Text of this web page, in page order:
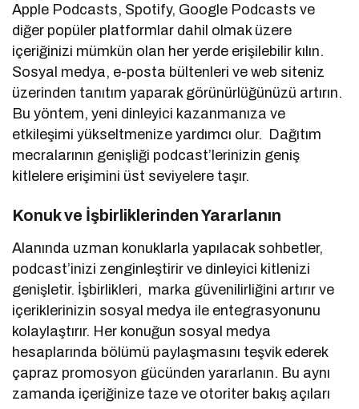
Apple Podcasts, Spotify, Google Podcasts ve
diğer popüler platformlar dahil olmak üzere
içeriğinizi mümkün olan her yerde erişilebilir kılın.
Sosyal medya, e-posta bültenleri ve web siteniz
üzerinden tanıtım yaparak görünürlüğünüzü artırın.
Bu yöntem, yeni dinleyici kazanmanıza ve
etkileşimi yükseltmenize yardımcı olur. Dağıtım
mecralarının genişliği podcast’lerinizin geniş
kitlelere erişimini üst seviyelere taşır.
Konuk ve İşbirliklerinden Yararlanın
Alanında uzman konuklarla yapılacak sohbetler,
podcast’inizi zenginleştirir ve dinleyici kitlenizi
genişletir. İşbirlikleri, marka güvenilirliğini artırır ve
içeriklerinizin sosyal medya ile entegrasyonunu
kolaylaştırır. Her konuğun sosyal medya
hesaplarında bölümü paylaşmasını teşvik ederek
çapraz promosyon gücünden yararlanın. Bu aynı
zamanda içeriğinize taze ve otoriter bakış açıları